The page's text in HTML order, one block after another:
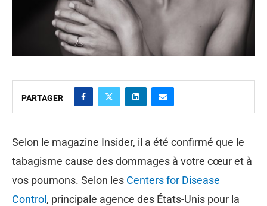
PARTAGER
Selon le magazine Insider, il a été confirmé que le
tabagisme cause des dommages à votre cœur et à
vos poumons. Selon les Centers for Disease
Control , principale agence des États-Unis pour la